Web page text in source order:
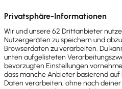
besteht auch für andere
steckende juristische
Pixel & Co. einbindet,
Fonts, so dass solche